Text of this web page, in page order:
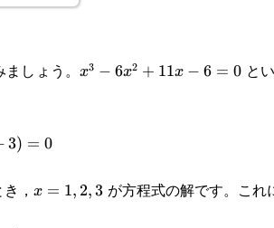
ましょう。x^3-
x3 − 6x2 + 11x − 6 = 0と
3) = 0
， x=1,2,3
x = 1, 2,3が方程式の解です。これ